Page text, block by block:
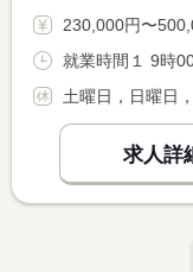
230,000円〜500,000円 ※フルタイム
就業時間１ 9時
土曜日，日曜日
求人詳